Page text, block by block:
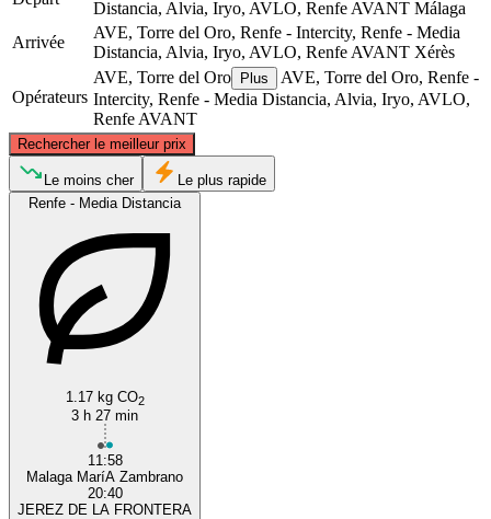
Distancia, Alvia, Iryo, AVLO, Renfe AVANT Málaga
Arrivée
AVE, Torre del Oro, Renfe - Intercity, Renfe - Media
Distancia, Alvia, Iryo, AVLO, Renfe AVANT Xérès
Opérateurs
AVE, Torre del Oro Plus
AVE, Torre del Oro, Renfe -
Intercity, Renfe - Media Distancia, Alvia, Iryo, AVLO,
Renfe AVANT
Rechercher le meilleur prix
Jerez de la Frontera
Le moins cher
Le plus rapide
Renfe - Media Distancia
1.17 kg CO2
3 h 27 min
11:58
Malaga MaríA Zambrano
20:40
JEREZ DE LA FRONTERA